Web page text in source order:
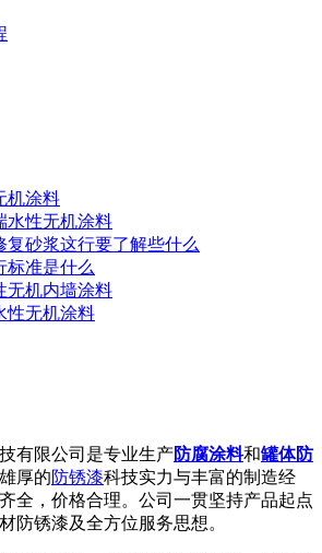
机涂料
水性无机涂料
复砂浆这行要了解些什么
标准是什么
无机内墙涂料
性无机涂料
限公司是专业生产防腐涂料和罐体防
厚的防锈漆科技实力与丰富的制造经
全，价格合理。公司一贯坚持产品起点
防锈漆及全方位服务思想。